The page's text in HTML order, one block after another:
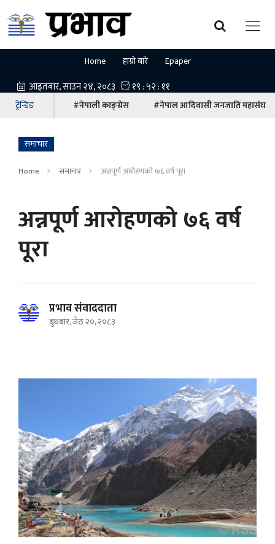
Home हाम्रो बारे Epaper
ट्रेन्डिङ #नेपाली काङ्ग्रेस #नेपाल आदिवासी जनजाति महासंघ
समाचार
Home समाचार अन्नपूर्ण आरोहणको ७६ वर्ष पूरा
अन्नपूर्ण आरोहणको ७६ वर्ष
पूरा
प्रभाव संवाददाता
बुधबार, जेठ २०, २०८३